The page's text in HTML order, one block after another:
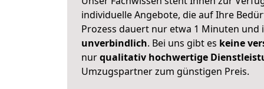
individuelle Angebote, die auf Ihre
Prozess dauert nur etwa 1 Minuten und
unverbindlich. Bei uns gibt es keine
nurqualitativ hochwertige
Umzugspartner zum günstigen Preis.